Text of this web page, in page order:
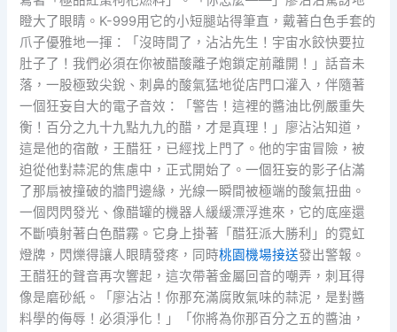
瞪大了眼睛。K-999用它的小短腿站得筆直，戴著白色手套的
爪子優雅地一揮：「沒時間了，沾沾先生！宇宙水餃快要拉
肚子了！我們必須在你被醋酸離子炮鎖定前離開！」話音未
落，一股極致尖銳、刺鼻的酸氣猛地從店門口灌入，伴隨著
一個狂妄自大的電子音效：「警告！這裡的醬油比例嚴重失
衡！百分之九十九點九九的醋，才是真理！」廖沾沾知道，
這是他的宿敵，王醋狂，已經找上門了。他的宇宙冒險，被
迫從他對蒜泥的焦慮中，正式開始了。一個狂妄的影子佔滿
了那扇被撞破的牆門邊緣，光線一瞬間被極端的酸氣扭曲。
一個閃閃發光、像醋罐的機器人緩緩漂浮進來，它的底座還
不斷噴射著白色醋霧。它身上掛著「醋狂派大勝利」的霓虹
燈牌，閃爍得讓人眼睛發疼，同時桃園機場接送發出警報。
王醋狂的聲音再次響起，這次帶著金屬回音的嘲弄，刺耳得
像是磨砂紙。「廖沾沾！你那充滿腐敗氣味的蒜泥，是對醬
料學的侮辱！必須淨化！」「你將為你那百分之五的醬油，